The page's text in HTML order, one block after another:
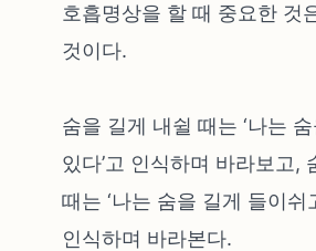
호흡명상을 할 때 중요한 것
것이다.
숨을 길게 내쉴 때는 ‘나는
있다’고 인식하며 바라보고,
때는 ‘나는 숨을 길게 들이쉬
인식하며 바라본다.